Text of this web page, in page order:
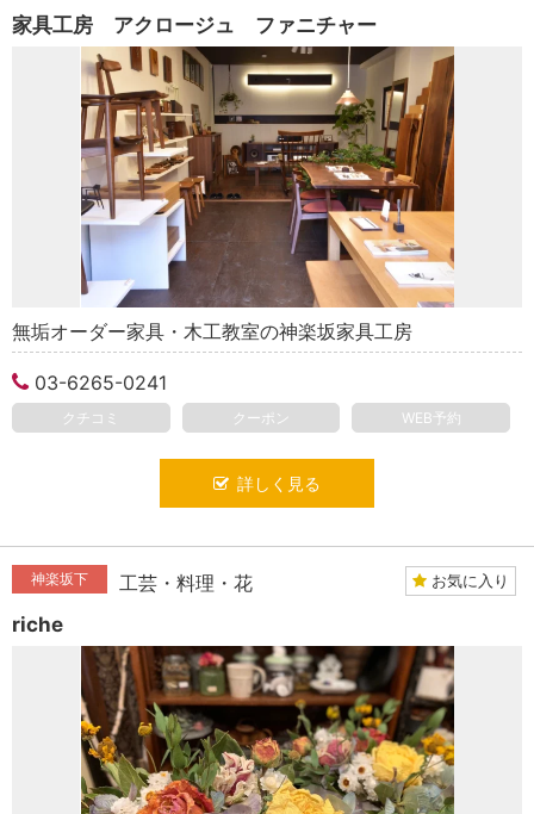
家具工房 アクロージュ ファニチャー
無垢オーダー家具・木工教室の神楽坂家具工房
03-6265-0241
クチコミ クーポン WEB予約
詳しく見る
神楽坂下 工芸・料理・花 お気に入り
riche